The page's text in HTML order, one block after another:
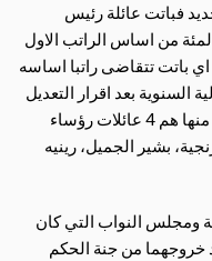
الجديد فباتت عائلة رئيس
السابق المتوفى تتقاضى 75 بالمئة من اساس الراتب الاول
اي باتت تتقاضى راتبا اساسه
السنوية بعد اقرار التعديل
الجديد 112,500,000 ليرة. والمستفيدون منها هم 4 عائلات رؤساء
بشير الجميل، رينيه
ومجلس النواب التي كان
شهريا وبعد خروجهما من جنة الحكم